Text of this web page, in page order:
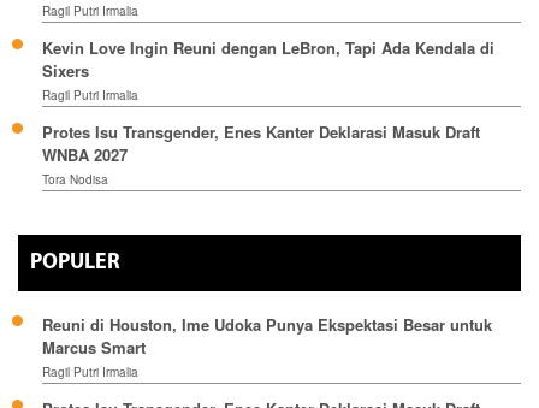
Ragil Putri Irmalia
Kevin Love Ingin Reuni dengan LeBron, Tapi Ada Kendala di
Sixers
Ragil Putri Irmalia
Protes Isu Transgender, Enes Kanter Deklarasi Masuk Draft
WNBA 2027
Tora Nodisa
POPULER
Reuni di Houston, Ime Udoka Punya Ekspektasi Besar untuk
Marcus Smart
Ragil Putri Irmalia